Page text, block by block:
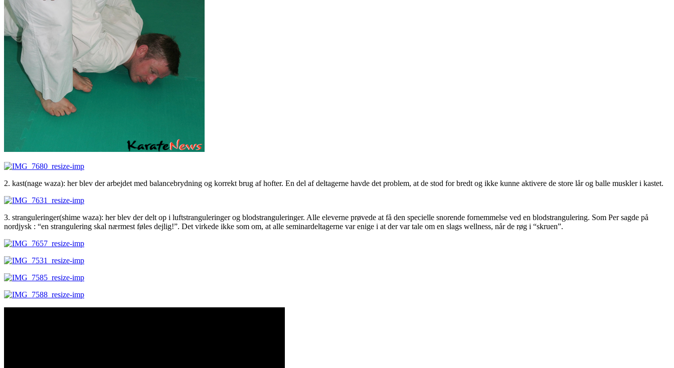
2. kast(nage waza): her blev der arbejdet med balancebrydning og korrekt brug af hofter. En del af deltagerne havde det problem, at de stod for bredt og ikke kunne aktivere de store lår og balle muskler i kastet.
3. stranguleringer(shime waza): her blev der delt op i luftstranguleringer og blodstranguleringer. Alle eleverne prøvede at få den specielle snorende fornemmelse ved en blodstrangulering. Som Per sagde på
nordjysk : “en strangulering skal nærmest føles dejlig!”. Det virkede ikke som om, at alle seminardeltagerne var enige i at der var tale om en slags wellness, når de røg i “skruen”.